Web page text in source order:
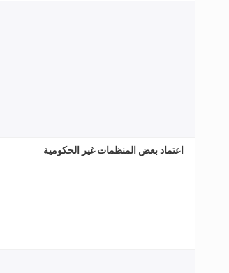
اعتماد بعض المنظمات غير الحكومية